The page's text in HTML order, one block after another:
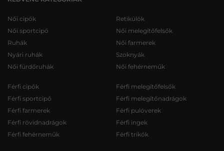
Női cipők
Női sportcipő
Ruhák
Nyári ruhák
Női fürdőruhák
Retikülök
Női melegítőfelsők
Női farmerek
Szoknyák
Női fehérneműk
Férfi cipők
Férfi sportcipő
Férfi farmerek
Férfi rövidnadrágok
Férfi fehérneműk
Férfi melegítőfelsők
Férfi melegítőnadrágok
Férfi pulóverek
Férfi ingek
Férfi trikók